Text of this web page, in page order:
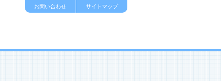
お問い合わせ サイトマップ